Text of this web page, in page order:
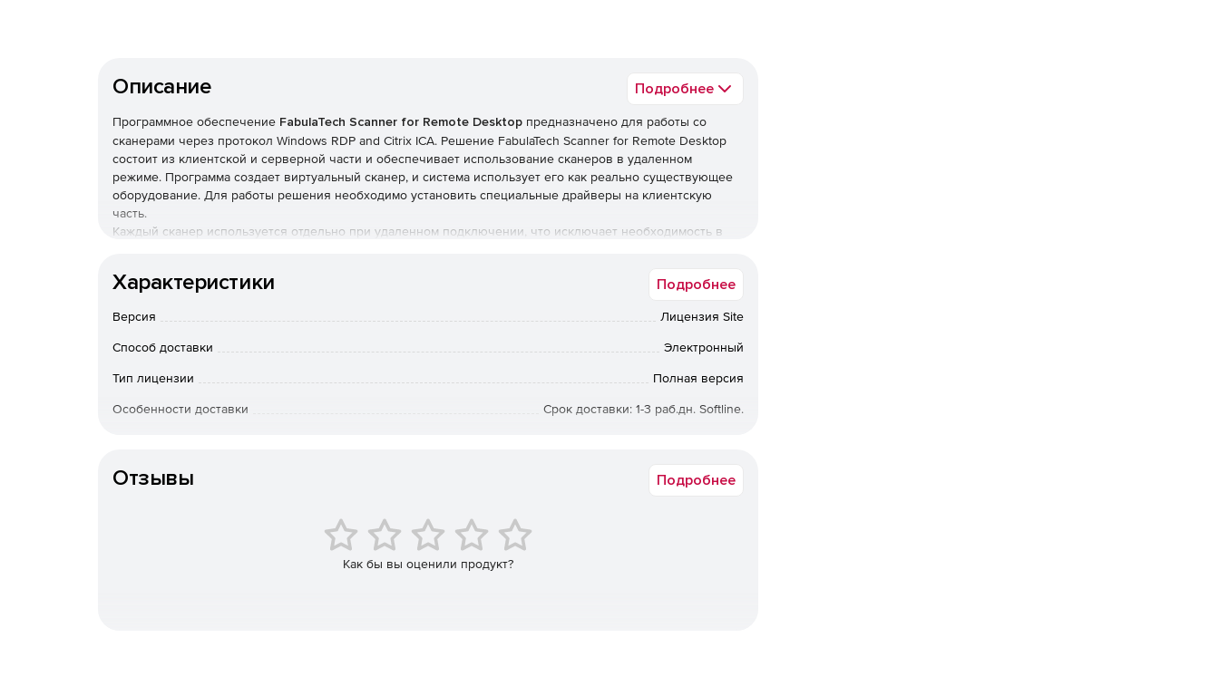
Описание Подробнее
Программное обеспечение FabulaTech Scanner for Remote Desktop предназначено для работы со
сканерами через протокол Windows RDP and Citrix ICA. Решение FabulaTech Scanner for Remote Desktop
состоит из клиентской и серверной части и обеспечивает использование сканеров в удаленном
режиме. Программа создает виртуальный сканер, и система использует его как реально существующее
оборудование. Для работы решения необходимо установить специальные драйверы на клиентскую
часть.
Каждый сканер используется отдельно при удаленном подключении, что исключает необходимость в
оборудованием и работает с изображениями, полученными с цифровых или web-камер. FabulaTech
2003, Server 2008, Server 2008 R2.
Характеристики Подробнее
Версия Лицензия Site
Способ доставки Электронный
Тип лицензии Полная версия
Особенности доставки Срок доставки: 1-3 раб.дн. Softline.
Отзывы Подробнее
Как бы вы оценили продукт?